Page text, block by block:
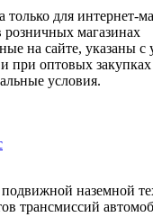
только для интернет-
розничных магазинах
на сайте, указаны
и при оптовых
условия.
наземной
трансмиссий